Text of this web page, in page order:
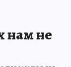
нам не